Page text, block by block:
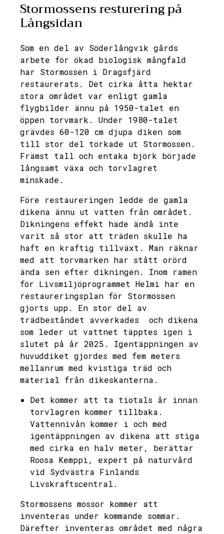
Stormossens resturering på
Långsidan
Som en del av Söderlångvik gårds
arbete för ökad biologisk mångfald
har Stormossen i Dragsfjärd
restaurerats. Det cirka åtta hektar
stora området var enligt gamla
flygbilder ännu på 1950-talet en
öppen torvmark. Under 1980-talet
grävdes 60-120 cm djupa diken som
till stor del torkade ut Stormossen.
Främst tall och entaka björk började
långsamt växa och torvlagret
minskade.
Före restaureringen ledde de gamla
dikena ännu ut vatten från området.
Dikningens effekt hade ändå inte
varit så stor att träden skulle ha
haft en kraftig tillväxt. Man räknar
med att torvmarken har stått orörd
ända sen efter dikningen. Inom ramen
för Livsmiljöprogrammet Helmi har en
restaureringsplan för Stormossen
gjorts upp. En stor del av
trädbeståndet avverkades och dikena
som leder ut vattnet täpptes igen i
slutet på år 2025. Igentäppningen av
huvuddiket gjordes med fem meters
mellanrum med kvistiga träd och
material från dikeskanterna.
Det kommer att ta tiotals år innan
torvlagren kommer tillbaka.
Vattennivån kommer i och med
igentäppningen av dikena att stiga
med cirka en halv meter, berättar
Roosa Kemppi, expert på naturvård
vid Sydvästra Finlands
Livskraftscentral.
Stormossens mossor kommer att
inventeras under kommande sommar.
Därefter inventeras området med några